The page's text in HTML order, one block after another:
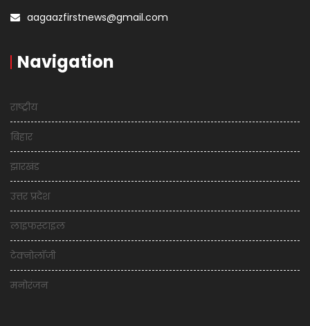
aagaazfirstnews@gmail.com
Navigation
राष्ट्रीय
बिहार
झारखंड
उत्तर प्रदेश
लाइफस्टाइल
टेक्नोलॉजी
मनोरंजन